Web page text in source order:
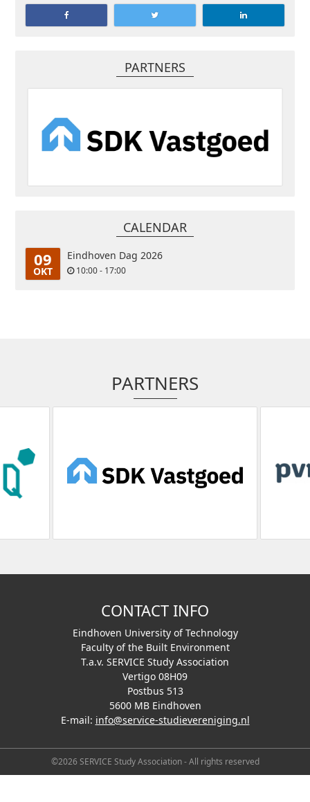
PARTNERS
CALENDAR
09
OKT
Eindhoven Dag 2026
10:00 - 17:00
PARTNERS
CONTACT INFO
Eindhoven University of Technology
Faculty of the Built Environment
T.a.v. SERVICE Study Association
Vertigo 08H09
Postbus 513
5600 MB Eindhoven
E-mail: info@service-studievereniging.nl
©2026 SERVICE Study Association - All rights reserved